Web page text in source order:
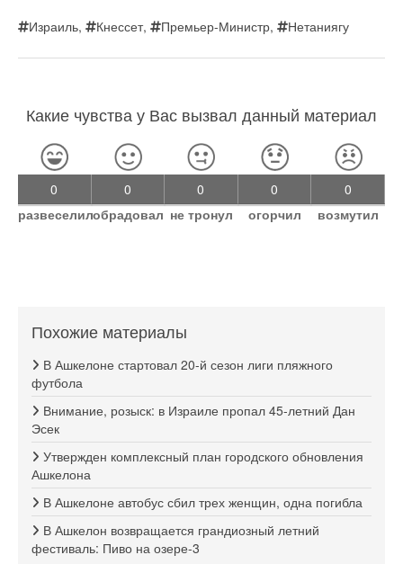
Израиль, Кнессет, Премьер-Министр, Нетаниягу
Какие чувства у Вас вызвал данный материал
0
развеселил
0
обрадовал
0
не тронул
0
огорчил
0
возмутил
Похожие материалы
В Ашкелоне стартовал 20-й сезон лиги пляжного
футбола
Внимание, розыск: в Израиле пропал 45-летний Дан
Эсек
Утвержден комплексный план городского обновления
Ашкелона
В Ашкелоне автобус сбил трех женщин, одна погибла
В Ашкелон возвращается грандиозный летний
фестиваль: Пиво на озере-3